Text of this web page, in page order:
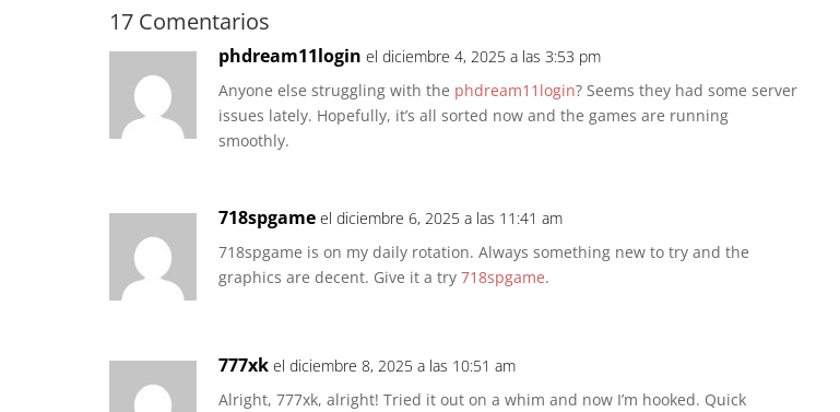
17 Comentarios
phdream11login el diciembre 4, 2025 a las 3:53 pm
Anyone else struggling with the phdream11login? Seems they had some server
issues lately. Hopefully, it’s all sorted now and the games are running
smoothly.
718spgame el diciembre 6, 2025 a las 11:41 am
718spgame is on my daily rotation. Always something new to try and the
graphics are decent. Give it a try 718spgame.
777xk el diciembre 8, 2025 a las 10:51 am
Alright, 777xk, alright! Tried it out on a whim and now I’m hooked. Quick